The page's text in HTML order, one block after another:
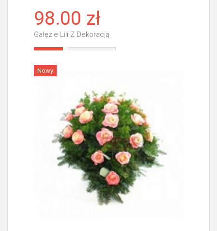
98.00 zł
Gałęzie Lili Z Dekoracją
Nowy